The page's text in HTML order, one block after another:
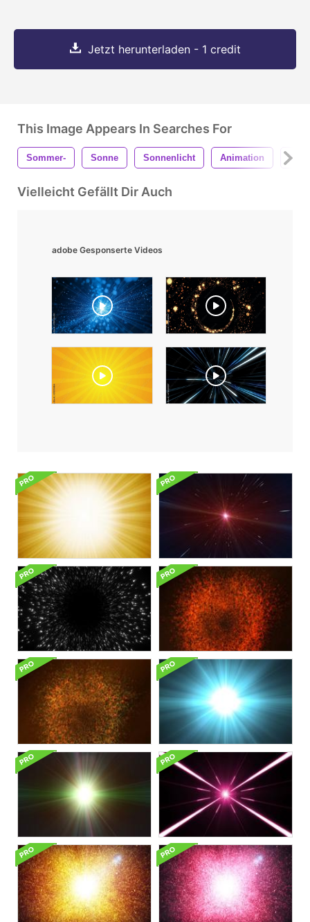
Jetzt herunterladen - 1 credit
This Image Appears In Searches For
Sommer- Sonne Sonnenlicht Animation
Vielleicht Gefällt Dir Auch
adobe Gesponserte Videos